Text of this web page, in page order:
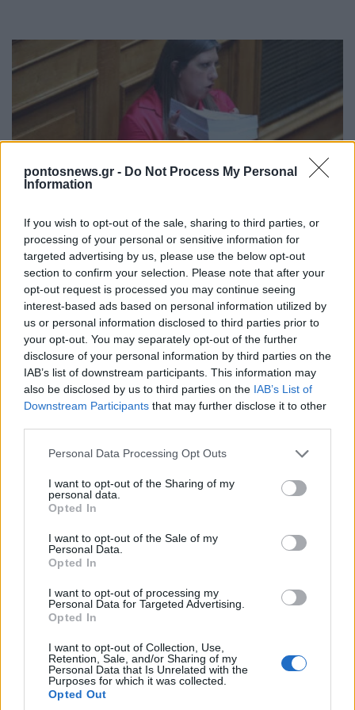
pontosnews.gr - Do Not Process My Personal
Information
If you wish to opt-out of the sale, sharing to third parties, or
processing of your personal or sensitive information for
targeted advertising by us, please use the below opt-out
section to confirm your selection. Please note that after your
opt-out request is processed you may continue seeing
interest-based ads based on personal information utilized by
us or personal information disclosed to third parties prior to
your opt-out. You may separately opt-out of the further
disclosure of your personal information by third parties on the
IAB’s list of downstream participants. This information may
also be disclosed by us to third parties on the IAB’s List of
Downstream Participants that may further disclose it to other
Please note that this website/app uses one or more Google
not limited to your visit or usage behaviour. You may click to
grant or deny consent to Google and its third-party tags to
use your data for below specified purposes in below Google
consent section.
Personal Data Processing Opt Outs
I want to opt-out of the Sharing of my
personal data.
Opted In
I want to opt-out of the Sale of my
Personal Data.
Opted In
I want to opt-out of processing my
Personal Data for Targeted Advertising.
Opted In
I want to opt-out of Collection, Use,
Retention, Sale, and/or Sharing of my
Personal Data that Is Unrelated with the
Purposes for which it was collected.
Opted Out
ΠΟΛΙΤΙΚΗ
Άρθηκε η ασυλία της Ζωής Κωνσταντοπούλου –
«Δεν θα με απενεργοποιήσουν»
22/07/2026 - 6:20μμ
Άρση ασυλίας για τον Μάριο Σαλμά – Βαριές
καταγγελίες κατά Γεωργιάδη
22/07/2026 - 4:28μμ